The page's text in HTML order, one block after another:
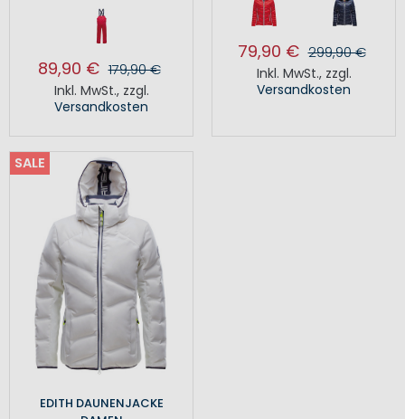
89,90 € 179,90 €
Inkl. MwSt., zzgl.
Versandkosten
79,90 € 299,90 €
Inkl. MwSt., zzgl.
Versandkosten
SALE
EDITH DAUNENJACKE